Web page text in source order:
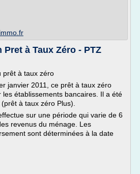
à Taux Zéro - PTZ
prêt à taux zéro
janvier 2011, ce prêt à taux zéro
les établissements bancaires. Il a été
à taux zéro Plus).
sur une période qui varie de 6
revenus du ménage. Les
sont déterminées à la date